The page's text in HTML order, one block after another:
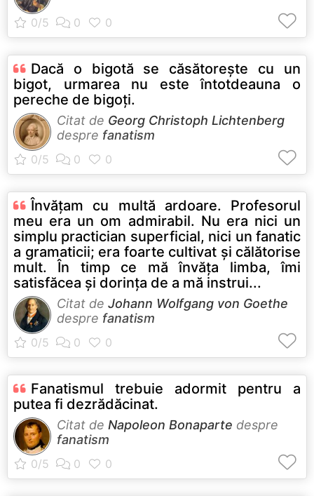
Dacă o bigotă se căsătoreşte cu un
bigot, urmarea nu este întotdeauna o
pereche de bigoţi.
Citat de Georg Christoph Lichtenberg
despre fanatism
Învăţam cu multă ardoare. Profesorul
meu era un om admirabil. Nu era nici un
simplu practician superficial, nici un fanatic
a gramaticii; era foarte cultivat şi călătorise
mult. În timp ce mă învăţa limba, îmi
satisfăcea şi dorinţa de a mă instrui...
Citat de Johann Wolfgang von Goethe
despre fanatism
Fanatismul trebuie adormit pentru a
putea fi dezrădăcinat.
Citat de Napoleon Bonaparte despre
fanatism